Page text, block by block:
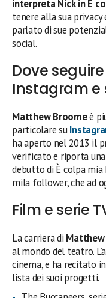
interpreta Nick in È
tenere alla sua
parlato di sue
social.
Dove
Instagram e
Matthew Broomeè
particolare su
ha aperto nel 2013 il
verificato e riporta una
debutto di È colpa mia
mila follower, che ad
Film e serie
La carriera di
al mondo del teatro.
cinema, e ha recitato
lista dei suoi progetti.